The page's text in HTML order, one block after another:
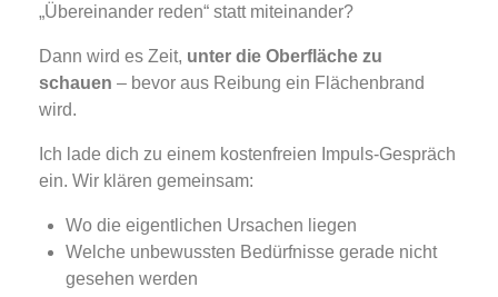
„Übereinander reden“ statt miteinander?
Dann wird es Zeit, unter die Oberfläche zu
schauen – bevor aus Reibung ein Flächenbrand
wird.
Ich lade dich zu einem kostenfreien Impuls-Gespräch
ein. Wir klären gemeinsam:
Wo die eigentlichen Ursachen liegen
Welche unbewussten Bedürfnisse gerade nicht
gesehen werden